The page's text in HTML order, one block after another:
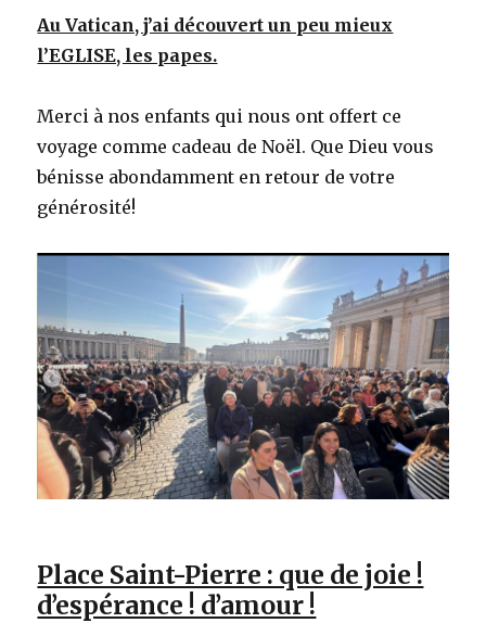
Au Vatican, j’ai découvert un peu mieux
l’EGLISE, les papes.
Merci à nos enfants qui nous ont offert ce
voyage comme cadeau de Noël. Que Dieu vous
bénisse abondamment en retour de votre
générosité!
Place Saint-Pierre : que de joie !
d’espérance ! d’amour !